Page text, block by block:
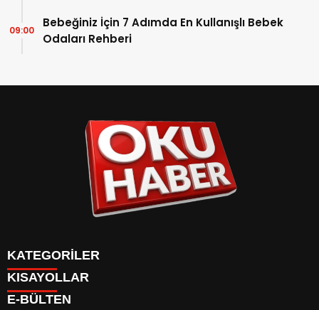
Bebeğiniz İçin 7 Adımda En Kullanışlı Bebek
Odaları Rehberi
09:00
KATEGORİLER
ANASAYFA
Gündem
KISAYOLLAR
E-BÜLTEN